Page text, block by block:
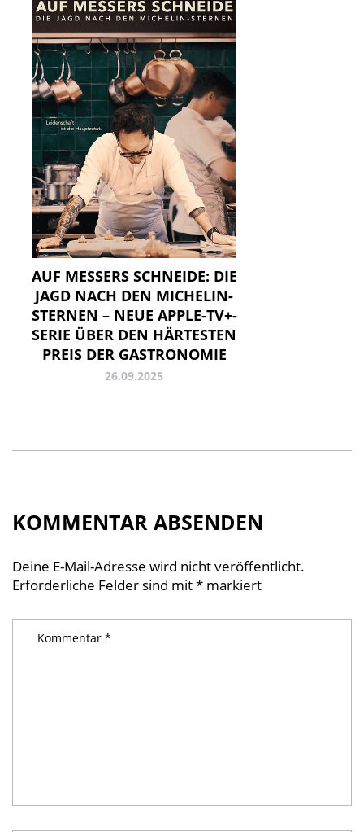
AUF MESSERS SCHNEIDE: DIE
JAGD NACH DEN MICHELIN-
STERNEN – NEUE APPLE-TV+-
SERIE ÜBER DEN HÄRTESTEN
PREIS DER GASTRONOMIE
26.09.2025
KOMMENTAR ABSENDEN
Deine E-Mail-Adresse wird nicht veröffentlicht.
Erforderliche Felder sind mit* markiert